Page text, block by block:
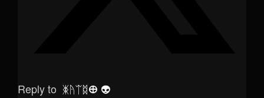
Reply to ᛤᚤᛠᛥⴲ 👽